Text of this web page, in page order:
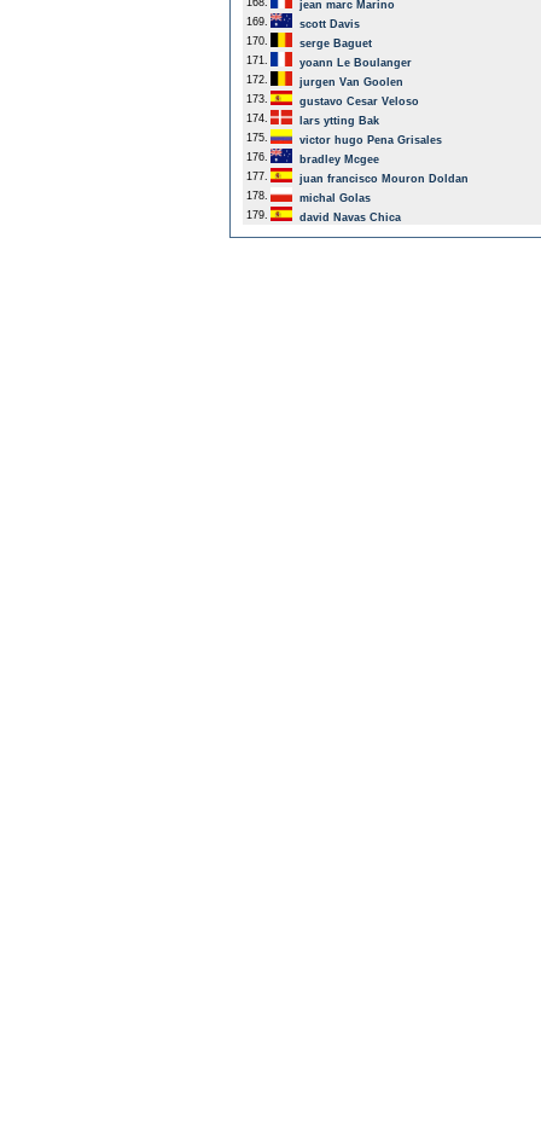
168.
jean marc Marino
169.
scott Davis
170.
serge Baguet
171.
yoann Le Boulanger
172.
jurgen Van Goolen
173.
gustavo Cesar Veloso
174.
lars ytting Bak
175.
victor hugo Pena Grisales
176.
bradley Mcgee
177.
juan francisco Mouron Doldan
178.
michal Golas
179.
david Navas Chica